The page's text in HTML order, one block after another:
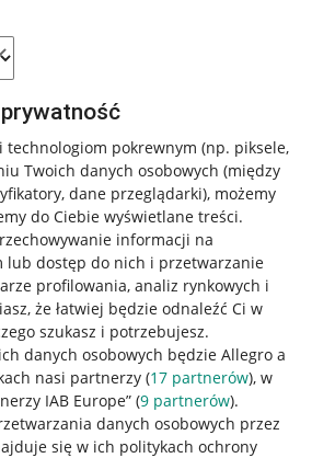
technologiom pokrewnym (np. piksele,
Twoich danych osobowych (między
dane przeglądarki), możemy
do Ciebie wyświetlane treści.
informacji na
lub dostęp do nich i przetwarzanie
profilowania, analiz rynkowych i
że łatwiej będzie odnaleźć Ci w
szukasz i potrzebujesz.
danych osobowych będzie Allegro a
nasi partnerzy (17 partnerów), w
IAB Europe” (9 partnerów).
danych osobowych przez
się w ich politykach ochrony